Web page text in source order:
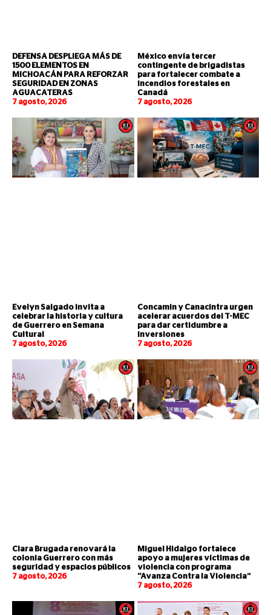
DEFENSA DESPLIEGA MÁS DE
1500 ELEMENTOS EN
MICHOACÁN PARA REFORZAR
SEGURIDAD EN ZONAS
AGUACATERAS
7 agosto, 2026
México envía tercer
contingente de brigadistas
para fortalecer combate a
incendios forestales en
Canadá
7 agosto, 2026
Evelyn Salgado invita a
celebrar la historia y cultura
de Guerrero en Semana
Cultural
7 agosto, 2026
Concamin y Canacintra urgen
acelerar acuerdos del T-MEC
para dar certidumbre a
inversiones
7 agosto, 2026
Clara Brugada renovará la
colonia Guerrero con más
seguridad y espacios públicos
7 agosto, 2026
Miguel Hidalgo fortalece
apoyo a mujeres víctimas de
violencia con programa
“Avanza Contra la Violencia”
7 agosto, 2026